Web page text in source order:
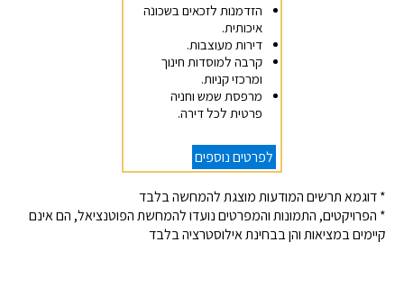
הזדמנות לזכאים בשכונה
איכותית.
דירות מעוצבות.
קרבה למוסדות חינוך
ומרכזי קניות.
מרפסת שמש וחניה
פרטית לכל דירה.
לפרטים נוספים
* דוגמא תרשים המודעות מוצגת להמחשה בלבד
* הפרויקטים, התמונות והמפרטים נועדו להמחשת הפוטנציאל, הם אינם
קיימים במציאות והן בבחינת אילוסטרציה בלבד